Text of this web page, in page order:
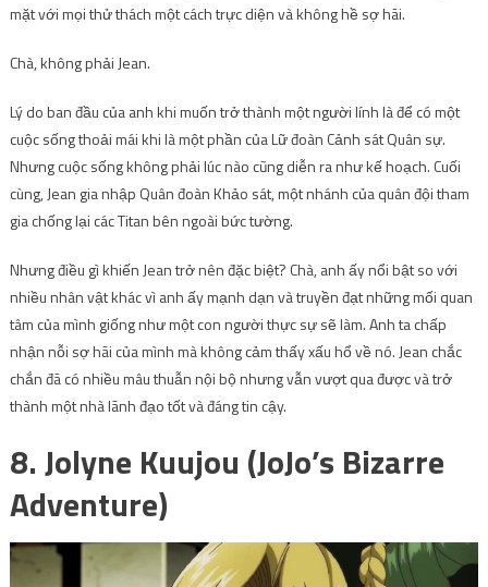
mặt với mọi thử thách một cách trực diện và không hề sợ hãi.
Chà, không phải Jean.
Lý do ban đầu của anh khi muốn trở thành một người lính là để có một
cuộc sống thoải mái khi là một phần của Lữ đoàn Cảnh sát Quân sự.
Nhưng cuộc sống không phải lúc nào cũng diễn ra như kế hoạch. Cuối
cùng, Jean gia nhập Quân đoàn Khảo sát, một nhánh của quân đội tham
gia chống lại các Titan bên ngoài bức tường.
Nhưng điều gì khiến Jean trở nên đặc biệt? Chà, anh ấy nổi bật so với
nhiều nhân vật khác vì anh ấy mạnh dạn và truyền đạt những mối quan
tâm của mình giống như một con người thực sự sẽ làm. Anh ta chấp
nhận nỗi sợ hãi của mình mà không cảm thấy xấu hổ về nó. Jean chắc
chắn đã có nhiều mâu thuẫn nội bộ nhưng vẫn vượt qua được và trở
thành một nhà lãnh đạo tốt và đáng tin cậy.
8. Jolyne Kuujou (JoJo’s Bizarre
Adventure)